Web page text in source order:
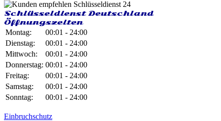
Schlüsseldienst Deutschland
Öffnungszeiten
Montag:
00:01 - 24:00
Dienstag:
00:01 - 24:00
Mittwoch:
00:01 - 24:00
Donnerstag: 00:01 - 24:00
Freitag:
00:01 - 24:00
Samstag:
00:01 - 24:00
Sonntag:
00:01 - 24:00
Einbruchschutz